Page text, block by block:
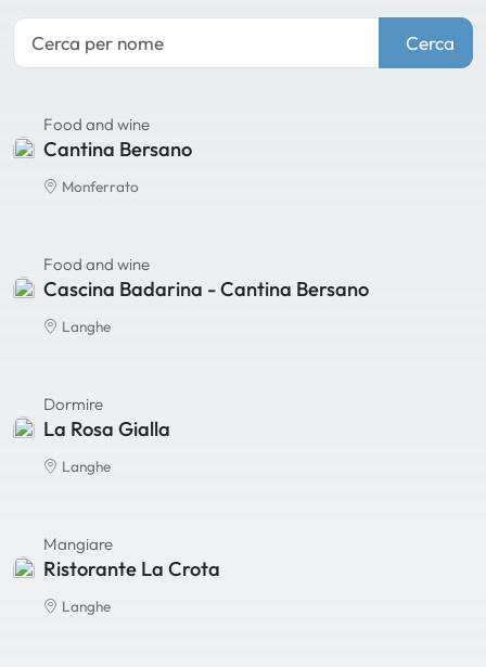
Cerca
Food and wine
Cantina Bersano
Monferrato
Food and wine
Cascina Badarina - Cantina Bersano
Langhe
Dormire
La Rosa Gialla
Langhe
Mangiare
Ristorante La Crota
Langhe